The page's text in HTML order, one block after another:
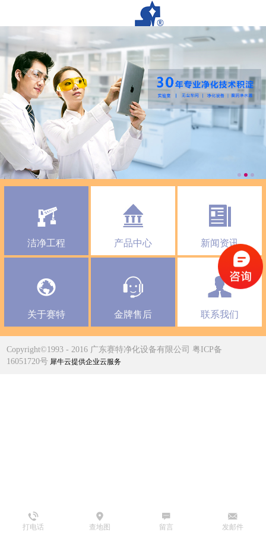
洁净工程 产品中心 新闻资讯
关于赛特 金牌售后 联系我们
Copyright©1993 - 2016 广东赛特净化设备有限公司 粤ICP备
16051720号 犀牛云提供企业云服务
打电话 查地图 发邮件
留言